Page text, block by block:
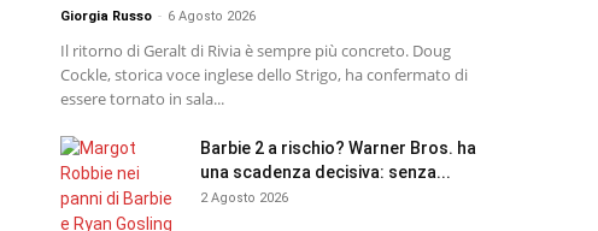
Giorgia Russo - 6 Agosto 2026
Il ritorno di Geralt di Rivia è sempre più concreto. Doug
Cockle, storica voce inglese dello Strigo, ha confermato di
essere tornato in sala...
Barbie 2 a rischio? Warner Bros. ha
una scadenza decisiva: senza...
2 Agosto 2026